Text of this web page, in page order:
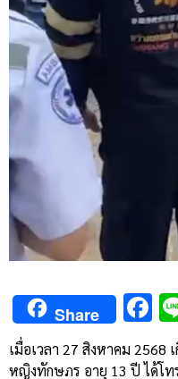
Share
เมื่อเวลา 27 สิงหาคม
หญิงทักษภร อายุ 13 ปี ได้โ